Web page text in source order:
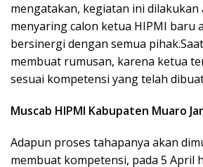
mengatakan, kegiatan ini dilakukan
menyaring calon ketua HIPMI baru
bersinergi dengan semua
membuat rumusan, karena ketua
sesuai kompetensi yang telah
Muscab HIPMI Kabupaten Muaro
Adapun proses tahapanya akan
membuat kompetensi, pada 5 April